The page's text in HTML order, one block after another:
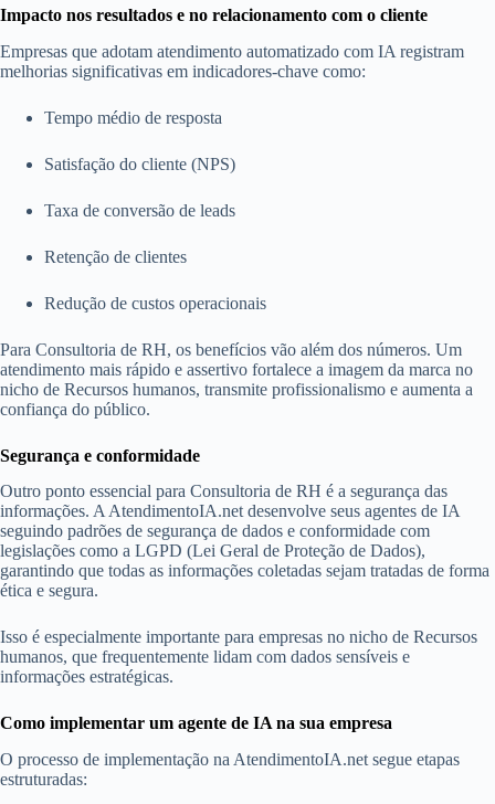
Impacto nos resultados e no relacionamento com o cliente
Empresas que adotam atendimento automatizado com IA registram
melhorias significativas em indicadores-chave como:
Tempo médio de resposta
Satisfação do cliente (NPS)
Taxa de conversão de leads
Retenção de clientes
Redução de custos operacionais
Para Consultoria de RH, os benefícios vão além dos números. Um
atendimento mais rápido e assertivo fortalece a imagem da marca no
nicho de Recursos humanos, transmite profissionalismo e aumenta a
confiança do público.
Segurança e conformidade
Outro ponto essencial para Consultoria de RH é a segurança das
informações. A AtendimentoIA.net desenvolve seus agentes de IA
seguindo padrões de segurança de dados e conformidade com
legislações como a LGPD (Lei Geral de Proteção de Dados),
garantindo que todas as informações coletadas sejam tratadas de forma
ética e segura.
Isso é especialmente importante para empresas no nicho de Recursos
humanos, que frequentemente lidam com dados sensíveis e
informações estratégicas.
Como implementar um agente de IA na sua empresa
O processo de implementação na AtendimentoIA.net segue etapas
estruturadas: